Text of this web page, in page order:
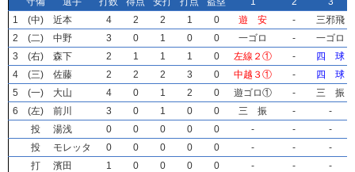
1
(中) 近本 4 2 2 1 0 遊 安 -
三邪飛
2
(二) 中野 3 0 1 0 0 一ゴロ -
一ゴロ
3
(右) 森下 2 1 1 1 0 左線２① -
四 球
4
(三) 佐藤 2 2 2 3 0 中越３① -
四 球
5
(一) 大山 4 0 1 2 0 遊ゴロ① -
三 振
6
(左) 前川 3 0 1 0 0 三 振 - -
投
湯浅 0 0 0 0 0 - -
-
投
モレッタ 0 0 0 0 0 - -
-
打
濱田 1 0 0 0 0 - -
-
1
(中) 近本 4 2 2 1 0 遊 安 -
三邪飛
2
(二) 中野 3 0 1 0 0 一ゴロ -
一ゴロ
3
(右) 森下 2 1 1 1 0 左線２① -
四 球
4
(三) 佐藤 2 2 2 3 0 中越３① -
四 球
5
(一) 大山 4 0 1 2 0 遊ゴロ① -
三 振
6
(左) 前川 3 0 1 0 0 三 振 - -
投
湯浅 0 0 0 0 0 - -
-
投
モレッタ 0 0 0 0 0 - -
-
打
濱田 1 0 0 0 0 - -
-
1
(中) 近本 4 2 2 1 0 遊 安 -
三邪飛
2
(二) 中野 3 0 1 0 0 一ゴロ -
一ゴロ
3
(右) 森下 2 1 1 1 0 左線２① -
四 球
4
(三) 佐藤 2 2 2 3 0 中越３① -
四 球
5
(一) 大山 4 0 1 2 0 遊ゴロ① -
三 振
6
(左) 前川 3 0 1 0 0 三 振 - -
投
湯浅 0 0 0 0 0 - -
-
投
モレッタ 0 0 0 0 0 - -
-
打
濱田 1 0 0 0 0 - -
-
1
(中) 近本 4 2 2 1 0 遊 安 -
三邪飛
2
(二) 中野 3 0 1 0 0 一ゴロ -
一ゴロ
3
(右) 森下 2 1 1 1 0 左線２① -
四 球
4
(三) 佐藤 2 2 2 3 0 中越３① -
四 球
5
(一) 大山 4 0 1 2 0 遊ゴロ① -
三 振
6
(左) 前川 3 0 1 0 0 三 振 - -
投
湯浅 0 0 0 0 0 - -
-
投
モレッタ 0 0 0 0 0 - -
-
打
濱田 1 0 0 0 0 - -
-